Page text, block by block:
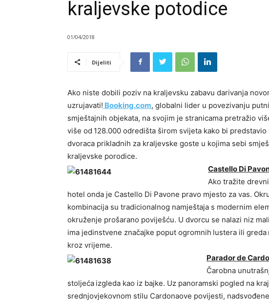
kraljevske potodice
01/04/2018
Dijeliti
Ako niste dobili poziv na kraljevsku zabavu darivanja
uzrujavati! Booking.com, globalni lider u povezivanju
smještajnih objekata, na svojim je stranicama pretražio
više od 128.000 odredišta širom svijeta kako bi
dvoraca prikladnih za kraljevske goste u kojima sebi
kraljevske porodice.
Castello Di
Ako tražite
hotel onda je Castello Di Pavone pravo mjesto za vas.
kombinacija su tradicionalnog namještaja s modernim
okruženje prošarano poviješću. U dvorcu se nalazi niz
ima jedinstvene značajke poput ogromnih lustera ili greda
kroz vrijeme.
Parador de
Čarobna
stoljeća izgleda kao iz bajke. Uz panoramski pogled na
srednjovjekovnom stilu Cardonaove povijesti,